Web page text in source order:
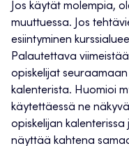
Jos käytät molempia,
muuttuessa. Jos
esiintyminen
Palautettava
opiskelijat
kalenterista. Huomioi
käytettäessä ne
opiskelijan
näyttää kahtena